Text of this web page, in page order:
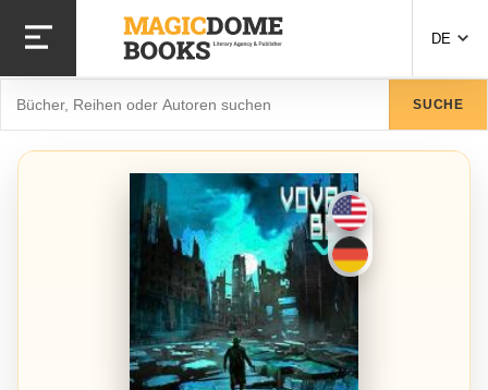
zum
Inhalt
DE
SUCHE